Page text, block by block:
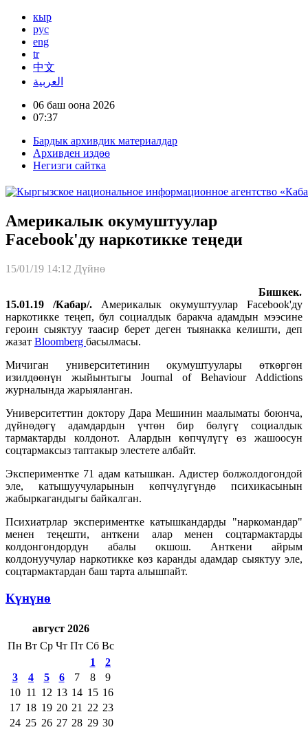
кыр
рус
eng
tr
中文
العربية
06 баш оона 2026
07:37
Бардык архивдик материалдар
Архивден издөө
Негизги сайтка
Америкалык окумуштуулар
Facebook'ду наркотикке теңеди
15/01/19 14:12 Дүйнө
Бишкек.
15.01.19 /Кабар/.Америкалык окумуштуулар Facebook'ду
наркотикке теңеп, бул социалдык баракча адамдын мээсине
героин сыяктуу таасир берет деген тыянакка келишти, деп
жазат Bloomberg басылмасы.
Мичиган университетинин окумуштуулары өткөргөн
изилдөөнүн жыйынтыгы Journal of Behaviour Addictions
журналында жарыяланган.
Университеттин доктору Дара Мешинин маалыматы боюнча,
дүйнөдөгү адамдардын үчтөн бир бөлүгү социалдык
тармактарды колдонот. Алардын көпчүлүгү өз жашоосун
соцтармаксыз таптакыр элестете албайт.
Экспериментке 71 адам катышкан. Адистер болжолдогондой
эле, катышуучуларынын көпчүлүгүндө психикасынын
жабыркагандыгы байкалган.
Психиатрлар экспериментке катышкандарды "наркомандар"
менен теңешти, анткени алар менен соцтармактарды
колдонгондордун абалы окшош. Анткени айрым
колдонуучулар наркотикке көз каранды адамдар сыяктуу эле,
соцтармактардан баш тарта алышпайт.
Күнүнө
август 2026
Пн Вт Ср Чт Пт Сб Вс
1
2
3
4 5 6 7 8
9
10 11 12 13 14 15 16
17 18 19 20 21 22 23
24 25 26 27 28 29 30